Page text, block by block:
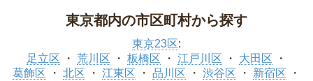
東京都内の市区町村から探す
東京23区:
足立区
荒川区 板橋区 江戸川区
大田区
葛飾区
北区 江東区 品川区 渋谷区
新宿区